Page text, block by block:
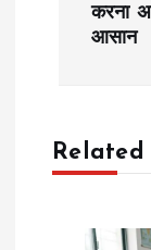
v
करना
आसान
Related